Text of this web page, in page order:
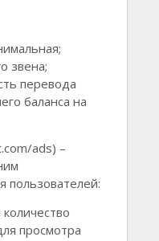
звена;
перевода
баланса на
ads) –
пользователей:
просмотра